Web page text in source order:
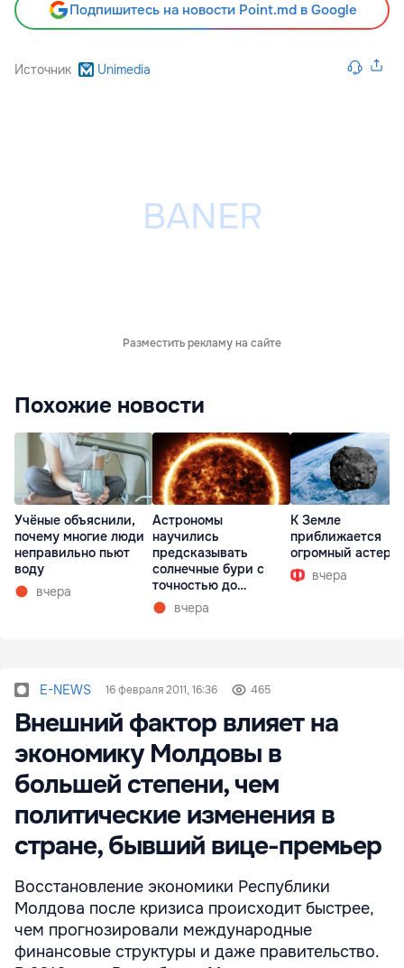
Подпишитесь на новости Point.md в Google
Источник Unimedia
Разместить рекламу на сайте
Похожие новости
Учёные объяснили,
почему многие люди
неправильно пьют
воду
вчера
Астрономы
научились
предсказывать
солнечные бури с
точностью до
получаса
вчера
К Земле
приближается
огромный
вчера
E-NEWS 16 февраля 2011, 16:36 465
Внешний фактор влияет на
экономику Молдовы в
большей степени, чем
политические изменения в
стране, бывший вице-премьер
Восстановление экономики Республики
Молдова после кризиса происходит быстрее,
чем прогнозировали международные
финансовые структуры и даже правительство.